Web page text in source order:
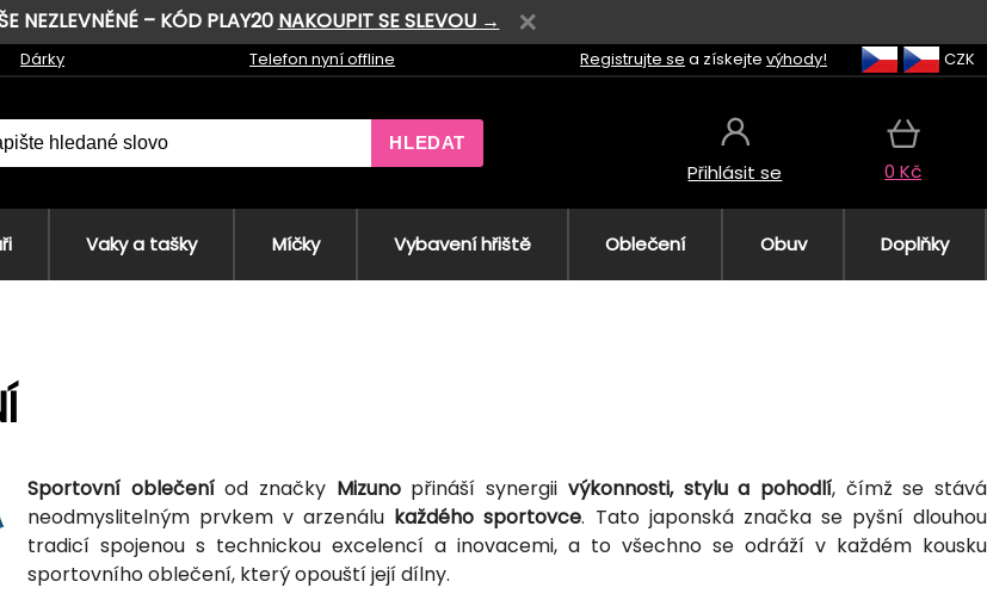
NEZLEVNĚNÉ – KÓD PLAY20 NAKOUPIT SE SLEVOU →
Dárky Telefon nyní offline Registrujte se a získejte výhody! CZK
HLEDAT
Přihlásit se 0 Kč
Vaky a tašky Míčky Vybavení hřiště Oblečení Obuv Doplňky
Sportovní oblečeníod značky Mizunopřináší synergii výkonnosti, stylu a pohodlí, čímž se stává
neodmyslitelným prvkem v arzenálu každého sportovce. Tato japonská značka se pyšní dlouhou
tradicí spojenou s technickou excelencí a inovacemi, a to všechno se odráží v každém kousku
sportovního oblečení, který opouští její dílny.